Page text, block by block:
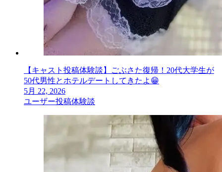
【キャスト投稿体験談】ごぶさた復帰！20代大学生が
50代男性とホテルデートしてきたよ😁
5月 22, 2026
ユーザー投稿体験談